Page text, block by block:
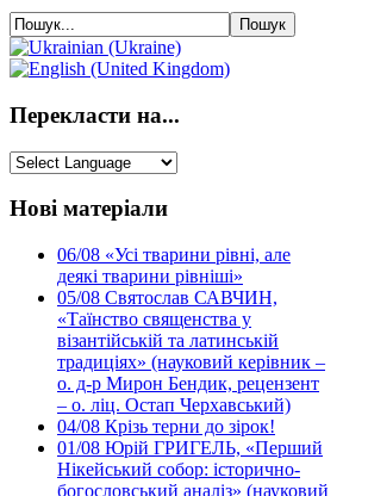
Перекласти на...
Нові матеріали
06/08 «Усі тварини рівні, але
деякі тварини рівніші»
05/08 Святослав САВЧИН,
«Таїнство священства у
візантійській та латинській
традиціях» (науковий керівник –
о. д-р Мирон Бендик, рецензент
– о. ліц. Остап Черхавський)
04/08 Крізь терни до зірок!
01/08 Юрій ГРИГЕЛЬ, «Перший
Нікейський собор: історично-
богословський аналіз» (науковий